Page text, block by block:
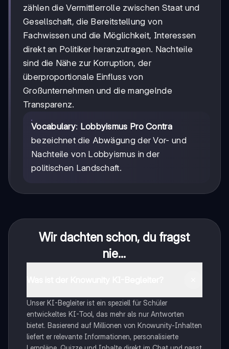
zählen die Vermittlerrolle zwischen Staat und
Gesellschaft, die Bereitstellung von
Fachwissen und die Möglichkeit, Interessen
direkt an Politiker heranzutragen. Nachteile
sind die Nähe zur Korruption, der
überproportionale Einfluss von
Großunternehmen und die mangelnde
Transparenz.
Vocabulary: Lobbyismus Pro Contra
bezeichnet die Abwägung der Vor- und
Nachteile von Lobbyismus in der
politischen Landschaft.
Wir dachten schon, du fragst
nie...
Unser KI-Begleiter ist ein speziell für Schüler
entwickeltes KI-Tool, das mehr als nur Antworten
bietet. Basierend auf Millionen von Knowunity-Inhalten
liefert er relevante Informationen, personalisierte